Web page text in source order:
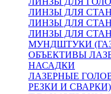
ЛИНЗЫ ДЛЯ
ЛИНЗЫ ДЛЯ
ЛИНЗЫ ДЛЯ
МУНДШТУКИ
ОБЪЕКТИВЫ
НАСАДКИ
ЛАЗЕРНЫЕ
РЕЗКИ И СВАРКИ)